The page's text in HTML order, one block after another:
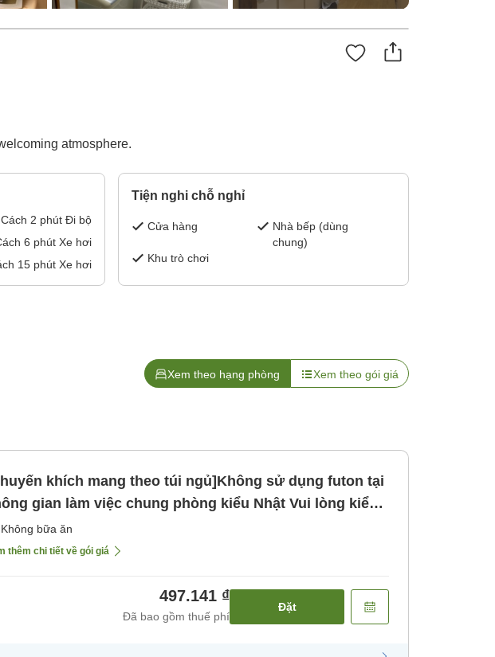
atmosphere.
Cách 2 phút Đi bộ
6 phút Xe hơi
15phút Xe hơi
Tiện nghi chỗ nghỉ
Cửa hàng
Nhà bếp (dùng
chung)
Khu trò chơi
Xem theo hạng phòng Xem theo gói giá
khích mang theo túi ngủ]Không sử dụng futon tại
gian làm việc chung phòng kiểu Nhật Vui lòng kiểm
nội dung trước khi sử dụng. [Không bao gồm bữa ăn]
Không bữa ăn
thêm chi tiết về gói giá
497.141 ₫
Đã bao gồm thuế phí
Đặt